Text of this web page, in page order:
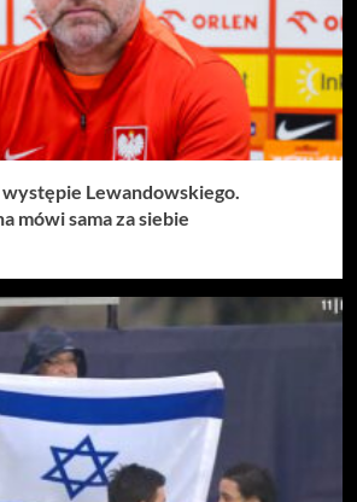
Lewandowskiego.
mówi sama za siebie